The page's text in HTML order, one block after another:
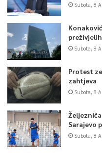
Subota, 8
preživjelih
Subota, 8
Protest
zahtjeva
Subota, 8
Sarajevo
Subota, 8